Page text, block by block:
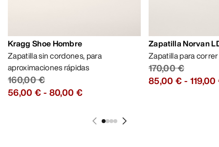
Kragg Shoe Hombre
Zapatilla sin cordones, para
aproximaciones rápidas
160,00 €
56,00 €- 80,00 €
Zapatilla Norvan
Zapatilla para
170,00 €
85,00 €-